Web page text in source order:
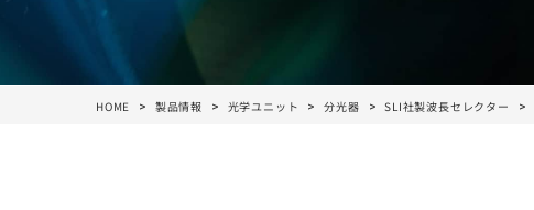
HOME 製品情報 光学ユニット 分光器 SLI社製波長セレクター